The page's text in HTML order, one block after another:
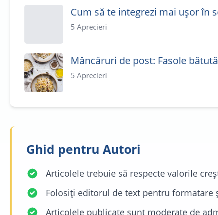
Cum să te integrezi mai ușor în
5 Aprecieri
Mâncăruri de post: Fasole
5 Aprecieri
Ghid pentru Autori
Articolele trebuie să respecte valorile
Folosiți editorul de text pentru formatare
Articolele publicate sunt moderate de